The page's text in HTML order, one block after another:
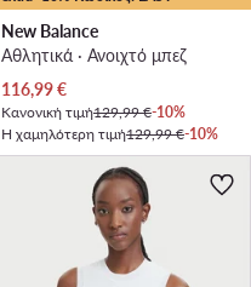
New Balance
Αθλητικά · Ανοιχτό μπεζ
Τρέχουσα τιμή
116,99€
Κανονική τιμή129,99 €-10%
Η χαμηλότερη τιμή129,99 €-10%